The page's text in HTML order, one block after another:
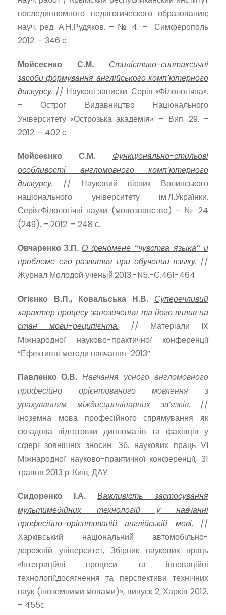
последипломного педагогического образования;
науч. ред. А.Н.Рудяков. – № 4. – Симферополь
2012. – 346 с.
Мойсеєнко С.М.
Стилістико-синтаксичні
засоби формування англійського комп’ютерного
дискурсу. // Наукові записки. Серія «Філологічна».
– Острог: Видавництво Національного
Університету «Острозька академія». – Вип. 29. –
2012. – 402 с.
Мойсеєнко С.М.
Функціонально-стильові
особливості англомовного комп’ютерного
дискурсу. // Науковий вісник Волинського
національного університету ім.Л.Українки.
Серія:Філологічні науки (мовознавство) – № 24
(249). – 2012. – 248 с.
Овчаренко З.П. О феномене ’’чувства языка’’ и
проблеме его развития при обучении языку. //
Журнал Молодой ученый.2013.-N5.-С.461-464
Огієнко В.П., Ковальська Н.В. Суперечливий
характер процесу запозичення та його вплив на
стан мови-реципієнта. // Матеріали IX
Міжнародної науково-практичної конференції
“Ефективні методи навчання-2013”.
Павленко О.В. Навчання усного англомовного
професійно орієнтованого мовлення з
урахуванням міждисциплінарних зв’язків. //
Іноземна мова професійного спрямування як
складова підготовки дипломатів та фахівців у
сфері зовнішніх зносин: Зб. наукових праць VI
Міжнародної науково-практичної конференції, 31
травня 2013 р. Київ, ДАУ.
Сидоренко І.А.
Важливість застосування
мультимедійних технологій у навчанні
професійно-орієнтованій англійській мові. //
Харківський національний автомобільно-
дорожній університет, Збірник наукових праць
«Інтеграційні процеси та інноваційні
технології:досягнення та перспективи технічних
наук (іноземними мовами)», випуск 2, Харків 2012.
– 455с.